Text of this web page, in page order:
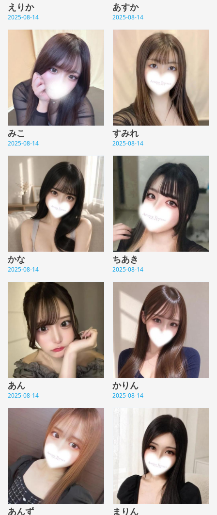
えりか
2025-08-14
あすか
2025-08-14
みこ
2025-08-14
すみれ
2025-08-14
かな
2025-08-14
ちあき
2025-08-14
あん
2025-08-14
かりん
2025-08-14
あんず まりん